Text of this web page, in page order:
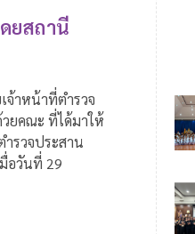
ยสถานี
จ้าหน้าที่ตำรวจ
วยคณะ ที่ได้มาให้
รวจประสาน
มื่อวันที่ 29